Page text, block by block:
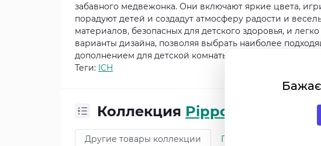
забавного медвежонка. Они включают яркие цвета,
порадуют детей и создадут атмосферу радости и
материалов, безопасных для детского здоровья, и
варианты дизайна, позволяя выбрать наиболее
дополнением для детской комнаты, создавая
Теги: ICH
Коллекция Pippo
Другие товары коллекции Про коллекцию